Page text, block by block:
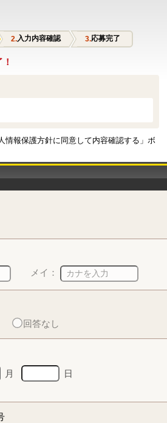
入力内容確認 応募完了
情報保護方針に同意して内容確認する」ボ
メイ：
回答なし
月 日